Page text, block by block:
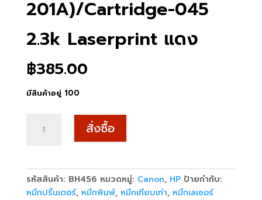
201A)/Cartridge-045
2.3k Laserprint แดง
฿385.00
มีสินค้าอยู่ 100
CF403X/CF403A
201A)/Cartridge-
045
สั่งซื้อ
รหัสสินค้า: BH456 หมวดหมู่: Canon, HP ป้ายกำกับ:
หมึกปริ้นเตอร์, หมึกพิมพ์, หมึกเทียบเท่า, หมึกเลเซอร์